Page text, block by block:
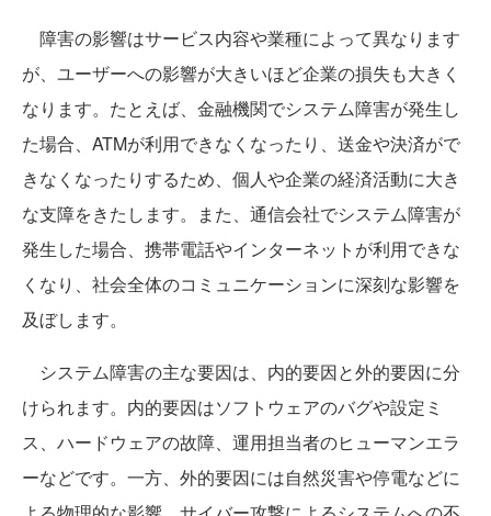
障害の影響はサービス内容や業種によって異なります
が、ユーザーへの影響が大きいほど企業の損失も大きく
なります。たとえば、金融機関でシステム障害が発生し
た場合、ATMが利用できなくなったり、送金や決済がで
きなくなったりするため、個人や企業の経済活動に大き
な支障をきたします。また、通信会社でシステム障害が
発生した場合、携帯電話やインターネットが利用できな
くなり、社会全体のコミュニケーションに深刻な影響を
及ぼします。
システム障害の主な要因は、内的要因と外的要因に分
けられます。内的要因はソフトウェアのバグや設定ミ
ス、ハードウェアの故障、運用担当者のヒューマンエラ
ーなどです。一方、外的要因には自然災害や停電などに